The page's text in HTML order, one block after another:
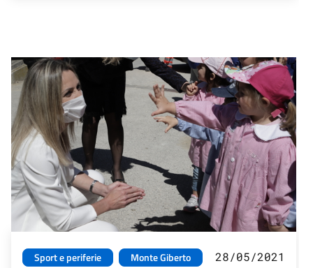
Sport e periferie
Monte Giberto
28/05/2021